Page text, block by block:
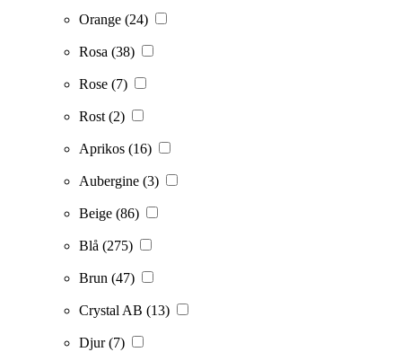
Orange (24)
Rosa (38)
Rose (7)
Rost(2)
Aprikos (16)
Aubergine (3)
Beige (86)
Blå (275)
Brun (47)
Crystal AB (13)
Djur(7)